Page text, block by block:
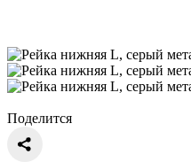
Поделится